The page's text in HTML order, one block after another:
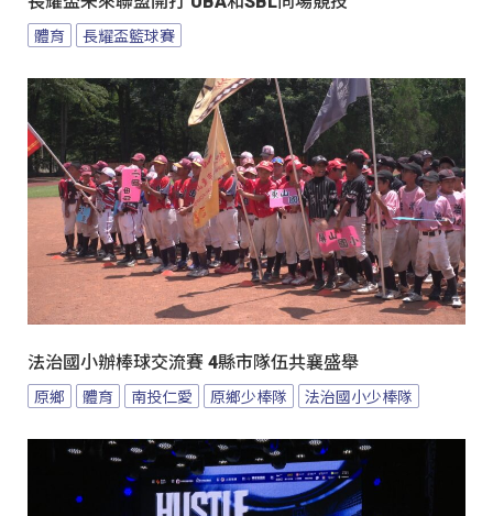
體育 長耀盃籃球賽
法治國小辦棒球交流賽 4縣市隊伍共襄盛舉
原鄉 體育 南投仁愛 原鄉少棒隊 法治國小少棒隊